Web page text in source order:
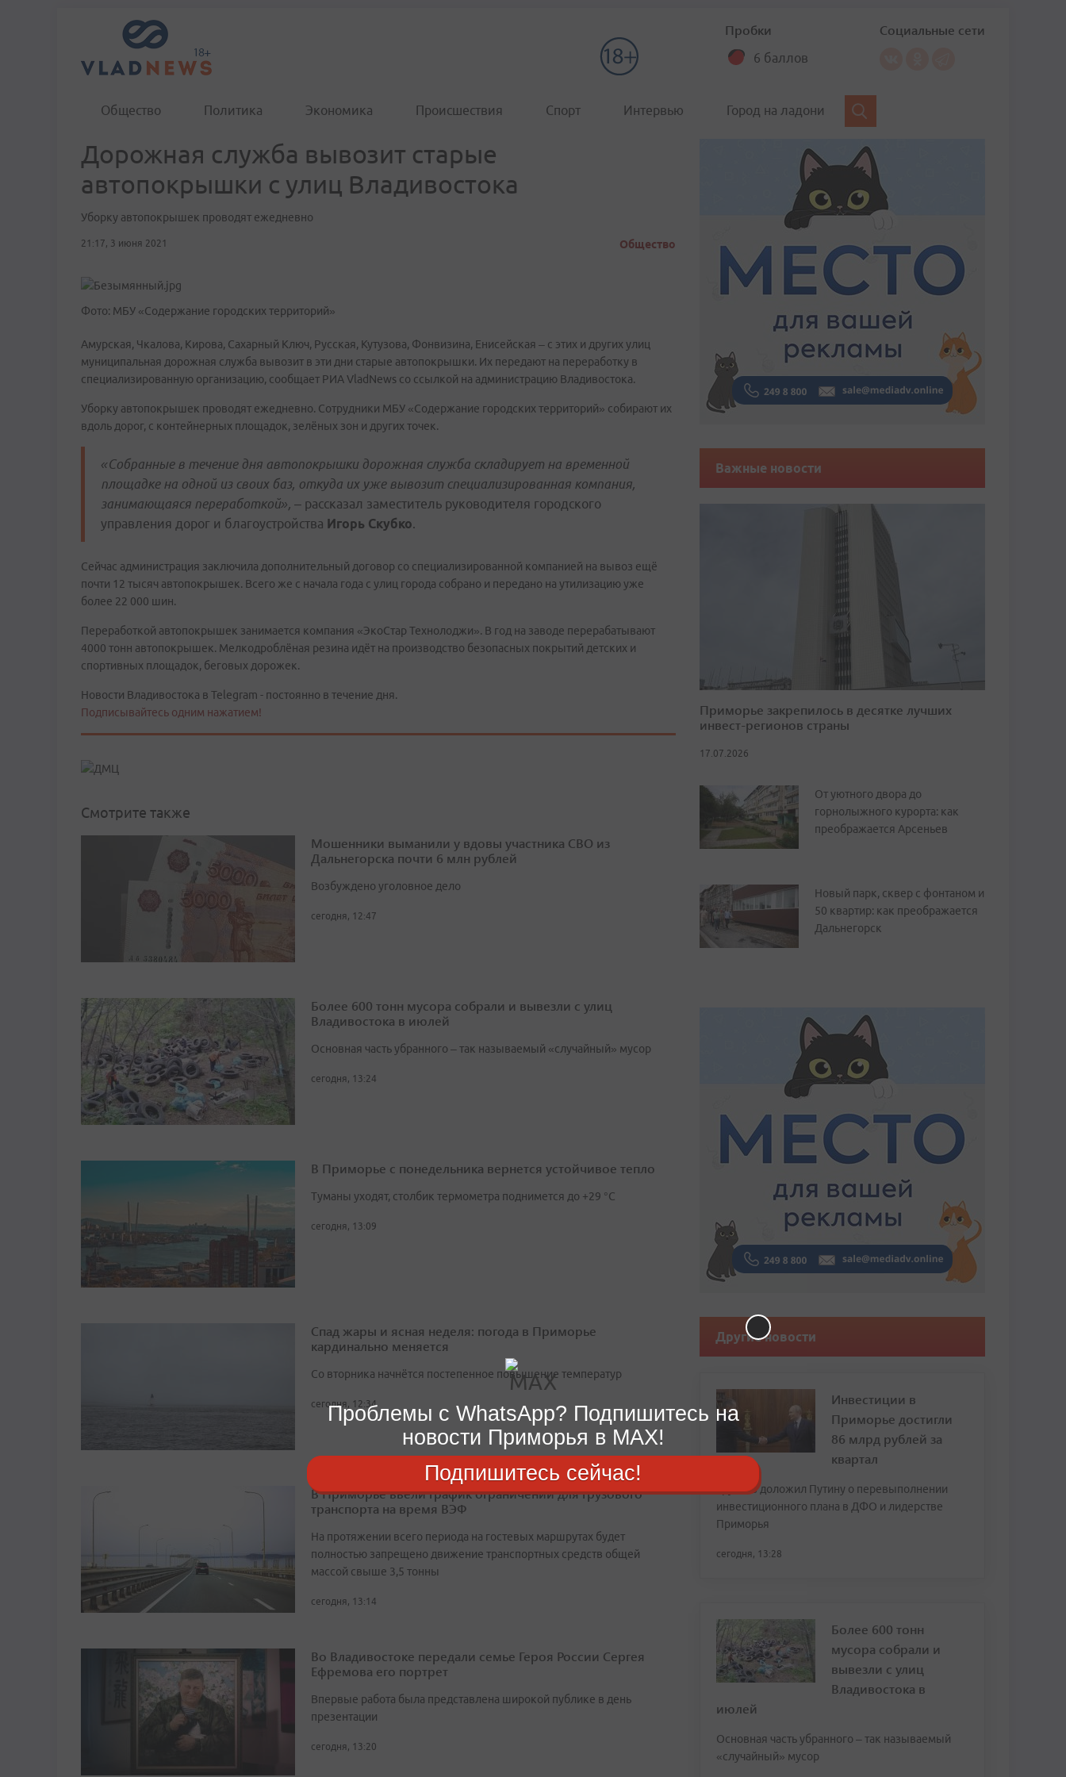
Пробки
6 баллов
Социальные сети
Общество Политика Экономика Происшествия Спорт Интервью Город на ладони
Дорожная служба вывозит старые
автопокрышки с улиц Владивостока
Уборку автопокрышек проводят ежедневно
21:17, 3 июня 2021 Общество
Фото: МБУ «Содержание городских территорий»
Амурская, Чкалова, Кирова, Сахарный Ключ, Русская, Кутузова, Фонвизина, Енисейская – с этих и других улиц
муниципальная дорожная служба вывозит в эти дни старые автопокрышки. Их передают на переработку в
специализированную организацию, сообщает РИА VladNews со ссылкой на администрацию Владивостока.
Уборку автопокрышек проводят ежедневно. Сотрудники МБУ «Содержание городских территорий» собирают их
вдоль дорог, с контейнерных площадок, зелёных зон и других точек.
«Собранные в течение дня автопокрышки дорожная служба складирует на временной
площадке на одной из своих баз, откуда их уже вывозит специализированная компания,
занимающаяся переработкой», – рассказал заместитель руководителя городского
управления дорог и благоустройства Игорь Скубко.
Сейчас администрация заключила дополнительный договор со специализированной компанией на вывоз ещё
почти 12 тысяч автопокрышек. Всего же с начала года с улиц города собрано и передано на утилизацию уже
более 22 000 шин.
Переработкой автопокрышек занимается компания «ЭкоСтар Технолоджи». В год на заводе перерабатывают
4000 тонн автопокрышек. Мелкодроблёная резина идёт на производство безопасных покрытий детских и
спортивных площадок, беговых дорожек.
Новости Владивостока в Telegram - постоянно в течение дня.
Подписывайтесь одним нажатием!
Смотрите также
Мошенники выманили у вдовы участника СВО из
Дальнегорска почти 6 млн рублей
Возбуждено уголовное дело
сегодня, 12:47
Более 600 тонн мусора собрали и вывезли с улиц
Владивостока в июлей
Основная часть убранного – так называемый «случайный» мусор
сегодня, 13:24
В Приморье с понедельника вернется устойчивое тепло
Туманы уходят, столбик термометра поднимется до +29 °С
сегодня, 13:09
Спад жары и ясная неделя: погода в Приморье
кардинально меняется
Со вторника начнётся постепенное повышение температур
сегодня, 12:34
В Приморье ввели график ограничений для грузового
транспорта на время ВЭФ
На протяжении всего периода на гостевых маршрутах будет
полностью запрещено движение транспортных средств общей
массой свыше 3,5 тонны
сегодня, 13:14
Во Владивостоке передали семье Героя России Сергея
Ефремова его портрет
Впервые работа была представлена широкой публике в день
презентации
сегодня, 13:20
Важные новости
Приморье закрепилось в десятке лучших
инвест-регионов страны
17.07.2026
От уютного двора до
горнолыжного курорта: как
преображается Арсеньев
Новый парк, сквер с фонтаном и
50 квартир: как преображается
Дальнегорск
Другие новости
Инвестиции в
Приморье достигли
86 млрд рублей за
квартал
Трутнев доложил Путину о перевыполнении
инвестиционного плана в ДФО и лидерстве
Приморья
сегодня, 13:28
Более 600 тонн
мусора собрали и
вывезли с улиц
Владивостока в
июлей
Основная часть убранного – так называемый
«случайный» мусор
Проблемы с WhatsApp? Подпишитесь на
новости Приморья в MAX!
Подпишитесь сейчас!